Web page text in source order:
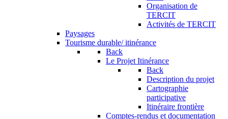
Organisation de
TERCIT
Activités de TERCIT
Paysages
Tourisme durable/ itinérance
Back
Le Projet Itinérance
Back
Description du projet
Cartographie
participative
Itinéraire frontière
Comptes-rendus et documentation